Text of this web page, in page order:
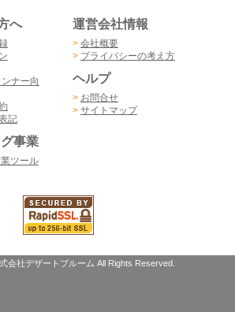
へ
ナー向
記
事業
ツール
運営会社情報
> 会社概要
> プライバシーの考え方
ヘルプ
> お問合せ
> サイトマップ
会社デザートブルーム All Rights Reserved.